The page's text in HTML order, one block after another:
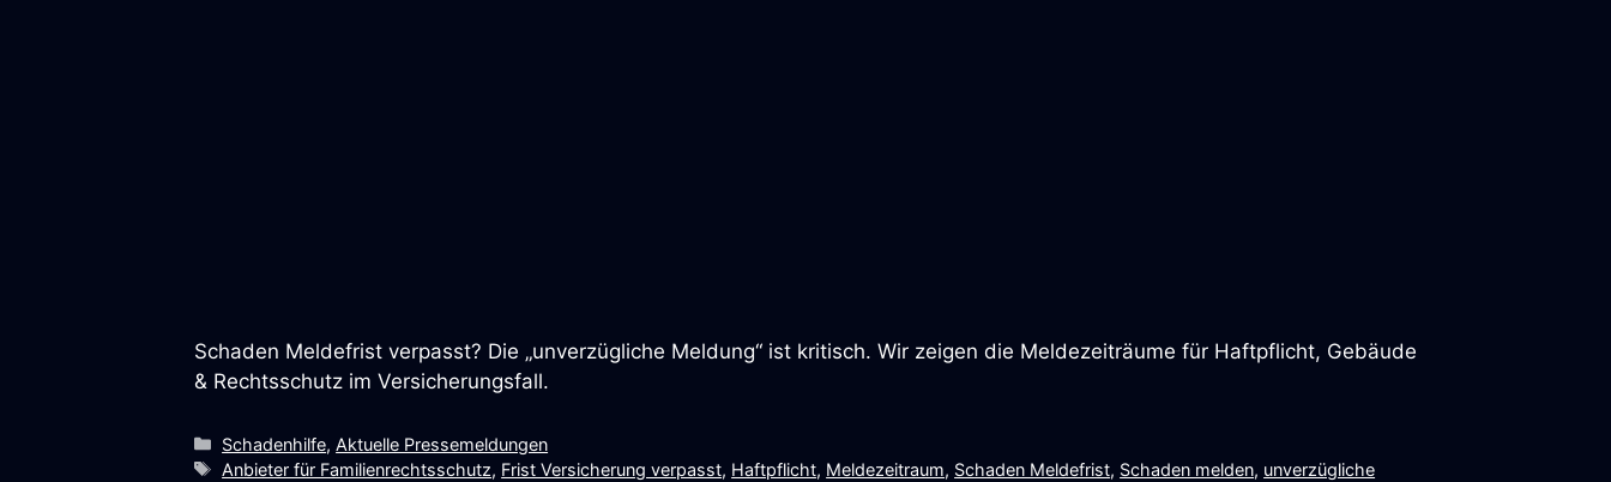
Schaden Meldefrist verpasst? Die „unverzügliche Meldung“ ist kritisch. Wir zeigen die Meldezeiträume für Haftpflicht, Gebäude
& Rechtsschutz im Versicherungsfall.
Kategorien
Schadenhilfe,Aktuelle Pressemeldungen
Schlagwörter
Anbieter für Familienrechtsschutz, Frist Versicherung verpasst, Haftpflicht, Meldezeitraum, Schaden Meldefrist, Schaden melden, unverzügliche